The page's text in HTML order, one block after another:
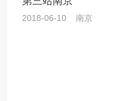
2018-06-10 南京